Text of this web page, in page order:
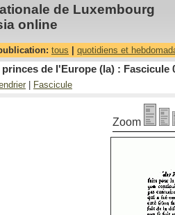
de Luxembourg
online
tous quotidiens et
de l'Europe (la) : Fascicule
Fascicule
Zoom